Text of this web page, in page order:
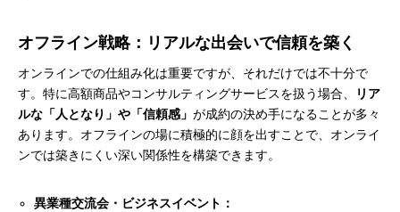
オフライン戦略：リアルな出会いで信頼を築く
オンラインでの仕組み化は重要ですが、それだけでは不十分で
す。特に高額商品やコンサルティングサービスを扱う場合、
リア
ルな「人となり」や「信頼感」 が成約の決め手になることが多々
あります。オフラインの場に積極的に顔を出すことで、オンライ
ンでは築きにくい深い関係性を構築できます。
異業種交流会・ビジネスイベント：